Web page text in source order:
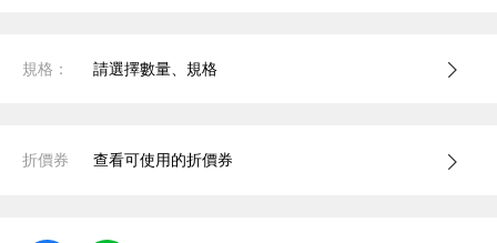
規格： 請選擇數量、規格
折價券 查看可使用的折價券